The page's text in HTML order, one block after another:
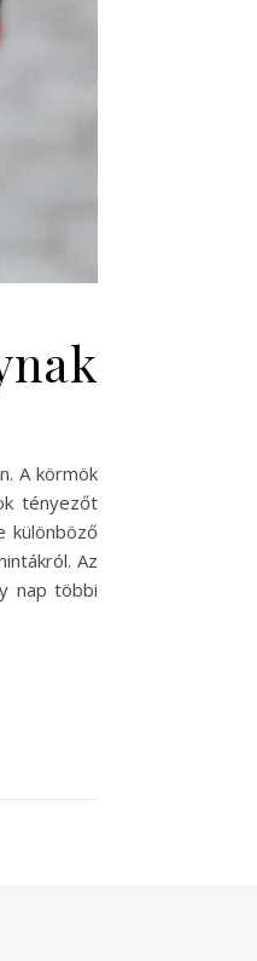
A körmök
tényezőt
különböző
Az
nap többi